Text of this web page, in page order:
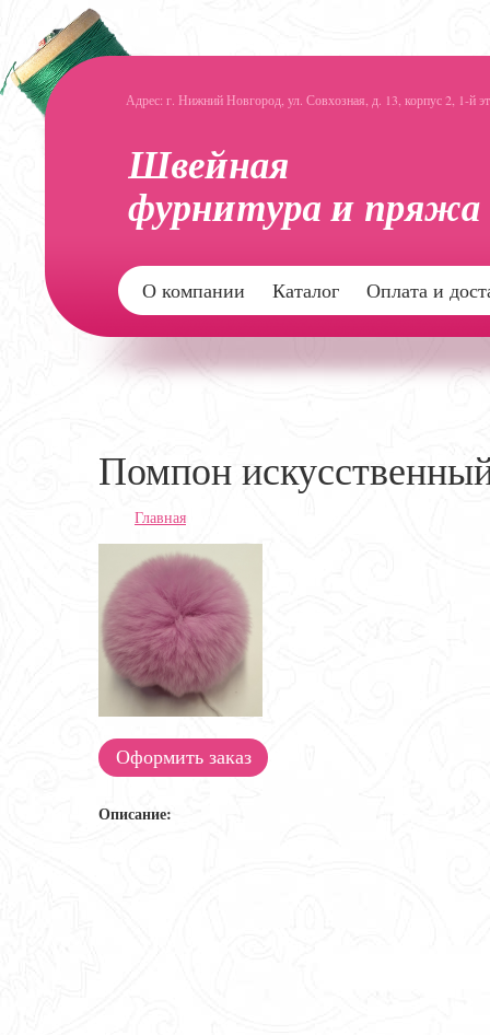
Адрес: г. Нижний Новгород, ул. Совхозная, д. 13, корпус 2, 1-й
О компании Каталог Оплата и
Помпон
Главная
Оформить заказ
Описание: